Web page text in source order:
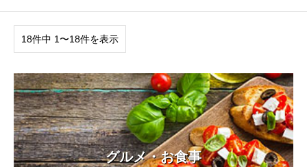
18件中 1〜18件を表示
グルメ・お食事